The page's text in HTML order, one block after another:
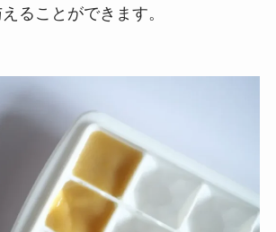
ることができます。